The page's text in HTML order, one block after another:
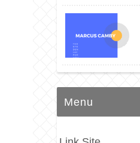
Menu